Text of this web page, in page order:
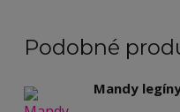
Podobné
Mandy